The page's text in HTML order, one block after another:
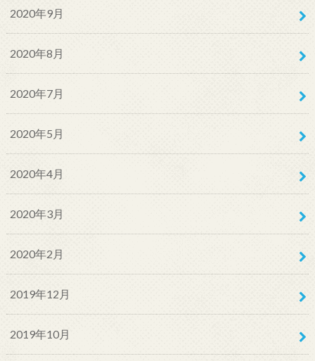
2020年9月
2020年8月
2020年7月
2020年5月
2020年4月
2020年3月
2020年2月
2019年12月
2019年10月